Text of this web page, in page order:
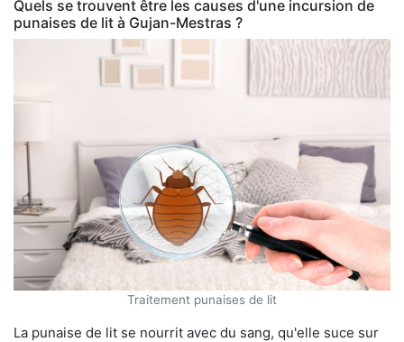
Quels se trouvent être les causes d'une incursion de
punaises de lit à Gujan-Mestras ?
Traitement punaises de lit
La punaise de lit se nourrit avec du sang, qu'elle suce sur